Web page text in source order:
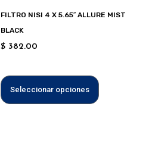
FILTRO NISI 4 X 5.65″ ALLURE MIST
BLACK
$ 382.00
Seleccionar opciones
en